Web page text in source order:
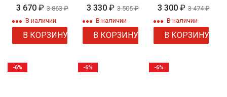
плетение
двойной
панцирь 1
3 670 ₽ 3 863₽
В наличии
В КОРЗИНУ
Steeelnoff
3 330₽ 3 505₽
В наличии
В КОРЗИНУ
панцирное
плетение
тонкое
3 300 ₽ 3 474₽
В наличии
В КОРЗИНУ
-6% -6% -6%